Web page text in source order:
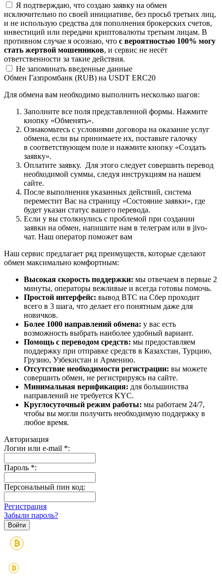
Я подтверждаю, что создаю заявку на обмен
исключительно по своей инициативе, без просьб третьих лиц,
и не использую средства для пополнения брокерских счетов,
инвестиций или передачи криптовалюты третьим лицам. В
противном случае я осознаю, что с вероятностью 100% могу
стать жертвой мошенников, и сервис не несёт
ответственности за такие действия.
Не запоминать введенные данные
Обмен Газпромбанк (RUB) на USDT ERC20
Для обмена вам необходимо выполнить несколько шагов:
Заполните все поля представленной формы. Нажмите
кнопку «Обменять».
Ознакомьтесь с условиями договора на оказание услуг
обмена, если вы принимаете их, поставьте галочку
в соответствующем поле и нажмите кнопку «Создать
заявку».
Оплатите заявку. Для этого следует совершить перевод
необходимой суммы, следуя инструкциям на нашем
сайте.
После выполнения указанных действий, система
переместит Вас на страницу «Состояние заявки», где
будет указан статус вашего перевода.
Если у вы столкнулись с проблемой при создании
заявки на обмен, напишите нам в телеграм или в jivo-
чат. Наш оператор поможет вам
Наш сервис предлагает ряд преимуществ, которые сделают
обмен максимально комфортным:
Высокая скорость поддержки: мы отвечаем в первые 2
минуты, операторы вежливые и всегда готовы помочь.
Простой интерфейс: вывод BTC на Сбер проходит
всего в 3 шага, что делает его понятным даже для
новичков.
Более 1000 направлений обмена: у вас есть
возможность выбрать наиболее удобный вариант.
Помощь с переводом средств: мы предоставляем
поддержку при отправке средств в Казахстан, Турцию,
Грузию, Узбекистан и Армению.
Отсутствие необходимости регистрации: вы можете
совершить обмен, не регистрируясь на сайте.
Минимальная верификация: для большинства
направлений не требуется KYC.
Круглосуточный режим работы: мы работаем 24/7,
чтобы вы могли получить необходимую поддержку в
любое время.
Авторизация
Логин или e-mail *:
Пароль *:
Персональный пин код:
Регистрация
Забыли пароль?